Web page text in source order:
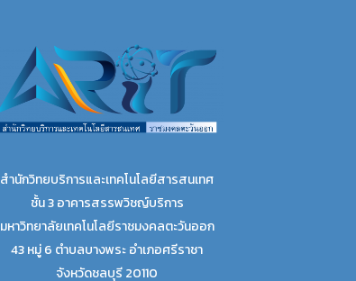
สำนักวิทยบริการและเทคโนโลยีสารสนเทศ
ชั้น 3 อาคารสรรพวิชญ์บริการ
มหาวิทยาลัยเทคโนโลยีราชมงคลตะวันออก
43 หมู่ 6 ตำบลบางพระ อำเภอศรีราชา
จังหวัดชลบุรี 20110